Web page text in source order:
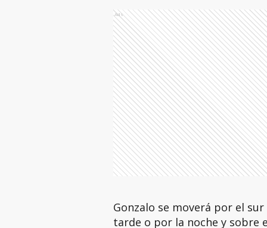
Ads
Gonzalo se moverá por el
tarde o por la noche y sobre